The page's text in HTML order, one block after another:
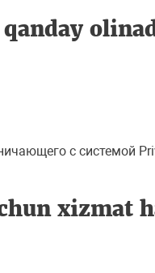
qanday
с системой
хizmat